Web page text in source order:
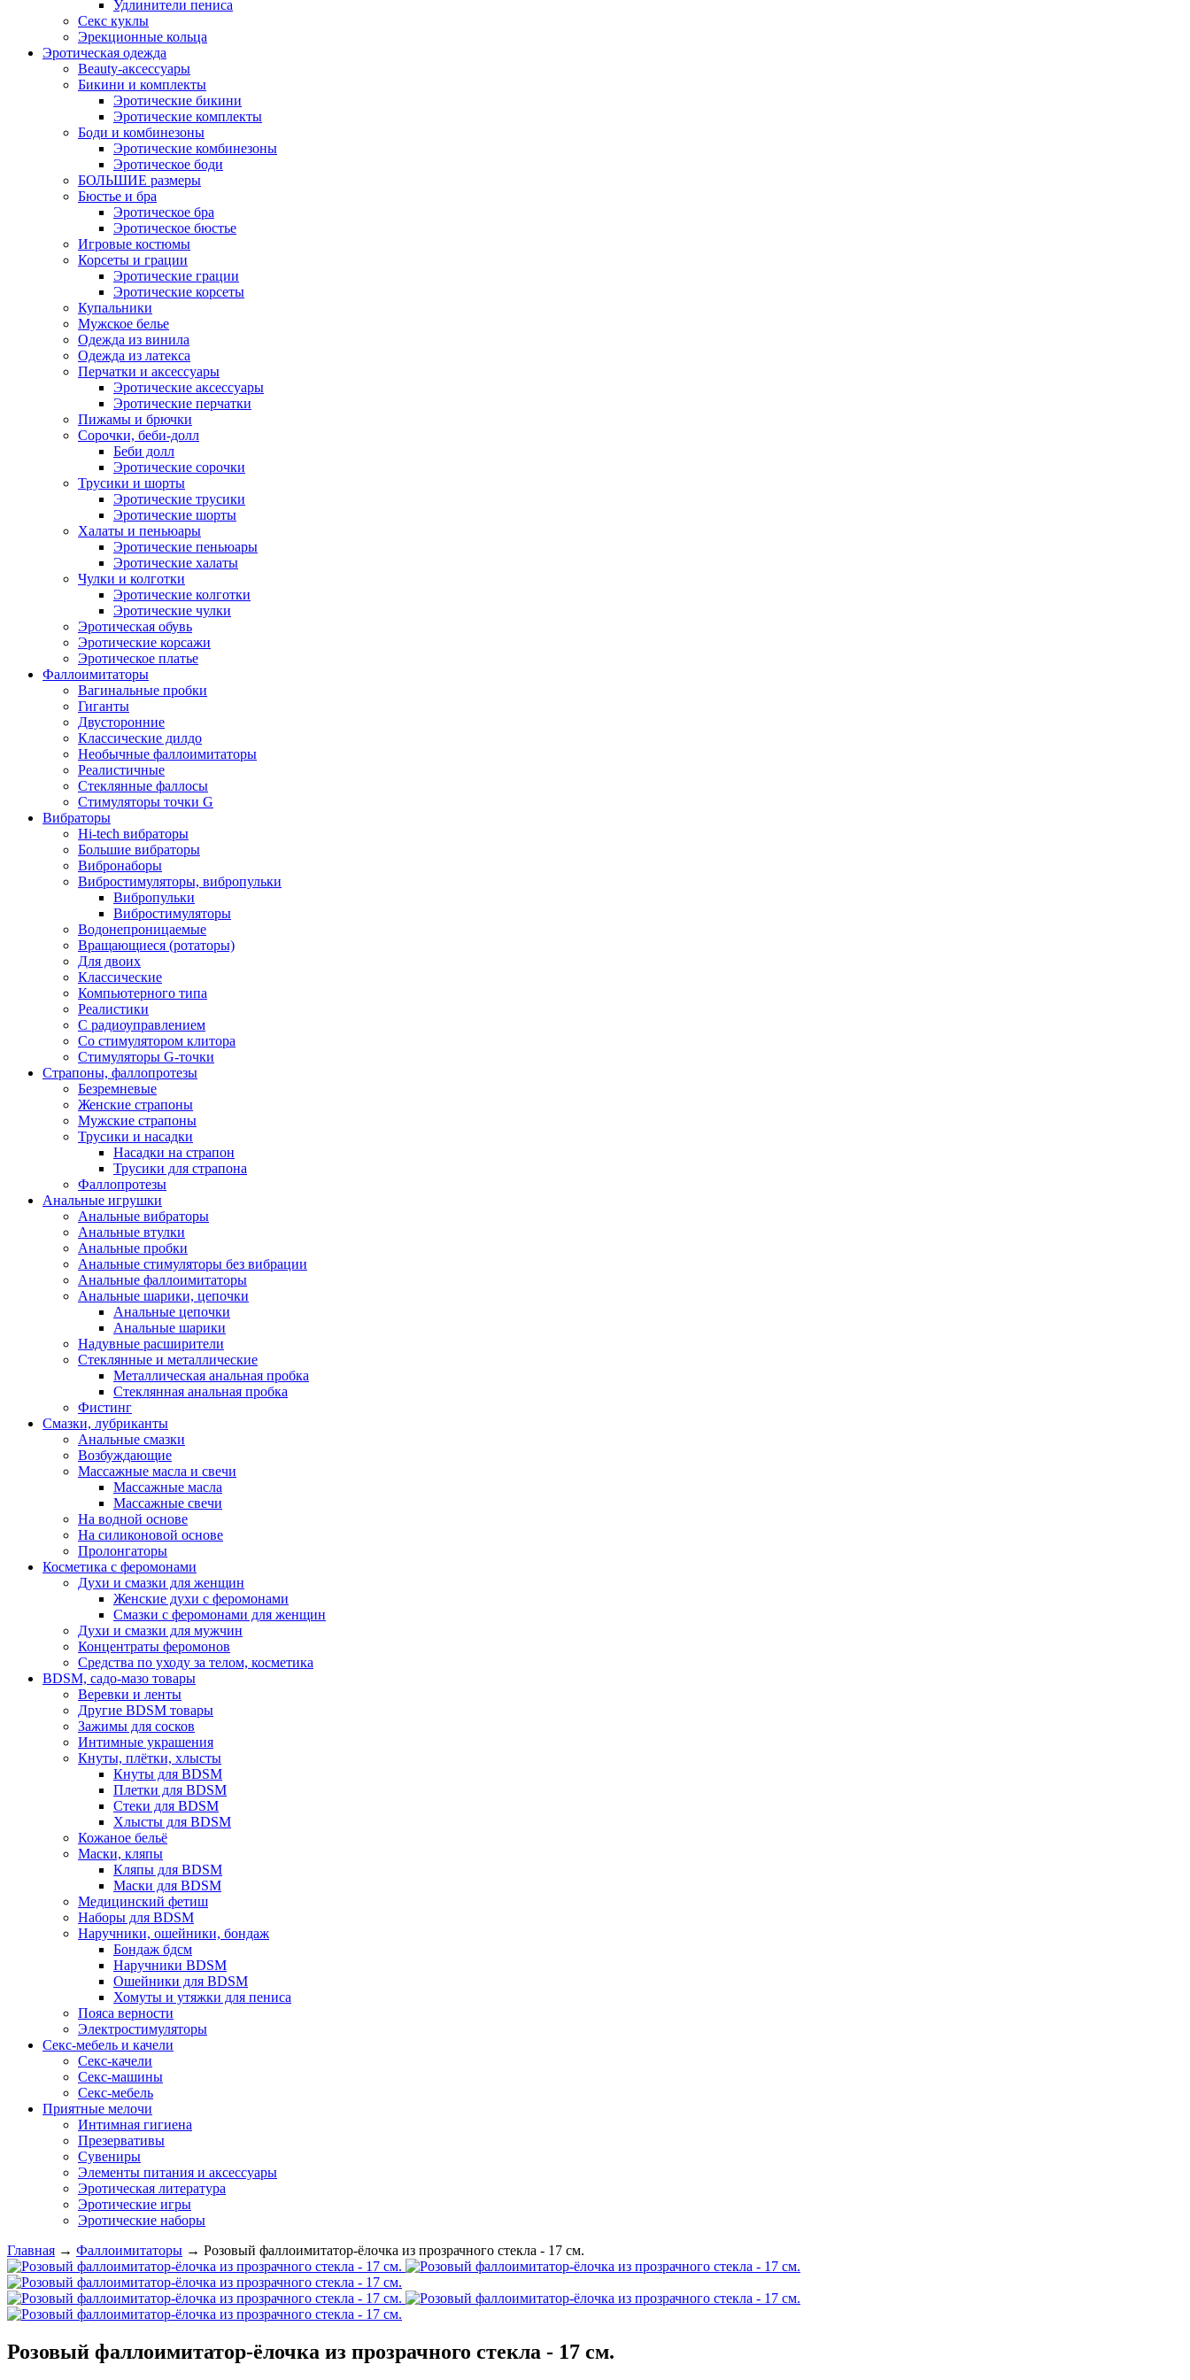
Удлинители пениса
Секс куклы
Эрекционные кольца
Эротическая одежда
Beauty-аксессуары
Бикини и комплекты
Эротические бикини
Эротические комплекты
Боди и комбинезоны
Эротические комбинезоны
Эротическое боди
БОЛЬШИЕ размеры
Бюстье и бра
Эротическое бра
Эротическое бюстье
Игровые костюмы
Корсеты и грации
Эротические грации
Эротические корсеты
Купальники
Мужское белье
Одежда из винила
Одежда из латекса
Перчатки и аксессуары
Эротические аксессуары
Эротические перчатки
Пижамы и брючки
Сорочки, беби-долл
Беби долл
Эротические сорочки
Трусики и шорты
Эротические трусики
Эротические шорты
Халаты и пеньюары
Эротические пеньюары
Эротические халаты
Чулки и колготки
Эротические колготки
Эротические чулки
Эротическая обувь
Эротические корсажи
Эротическое платье
Фаллоимитаторы
Вагинальные пробки
Гиганты
Двусторонние
Классические дилдо
Необычные фаллоимитаторы
Реалистичные
Стеклянные фаллосы
Стимуляторы точки G
Вибраторы
Hi-tech вибраторы
Большие вибраторы
Вибронаборы
Вибростимуляторы, вибропульки
Вибропульки
Вибростимуляторы
Водонепроницаемые
Вращающиеся (ротаторы)
Для двоих
Классические
Компьютерного типа
Реалистики
С радиоуправлением
Со стимулятором клитора
Стимуляторы G-точки
Страпоны, фаллопротезы
Безремневые
Женские страпоны
Мужские страпоны
Трусики и насадки
Насадки на страпон
Трусики для страпона
Фаллопротезы
Анальные игрушки
Анальные вибраторы
Анальные втулки
Анальные пробки
Анальные стимуляторы без вибрации
Анальные фаллоимитаторы
Анальные шарики, цепочки
Анальные цепочки
Анальные шарики
Надувные расширители
Стеклянные и металлические
Металлическая анальная пробка
Стеклянная анальная пробка
Фистинг
Смазки, лубриканты
Анальные смазки
Возбуждающие
Массажные масла и свечи
Массажные масла
Массажные свечи
На водной основе
На силиконовой основе
Пролонгаторы
Косметика с феромонами
Духи и смазки для женщин
Женские духи с феромонами
Смазки с феромонами для женщин
Духи и смазки для мужчин
Концентраты феромонов
Средства по уходу за телом, косметика
BDSM, садо-мазо товары
Веревки и ленты
Другие BDSM товары
Зажимы для сосков
Интимные украшения
Кнуты, плётки, хлысты
Кнуты для BDSM
Плетки для BDSM
Стеки для BDSM
Хлысты для BDSM
Кожаное бельё
Маски, кляпы
Кляпы для BDSM
Маски для BDSM
Медицинский фетиш
Наборы для BDSM
Наручники, ошейники, бондаж
Бондаж бдсм
Наручники BDSM
Ошейники для BDSM
Хомуты и утяжки для пениса
Пояса верности
Электростимуляторы
Секс-мебель и качели
Секс-качели
Секс-машины
Секс-мебель
Приятные мелочи
Интимная гигиена
Презервативы
Сувениры
Элементы питания и аксессуары
Эротическая литература
Эротические игры
Эротические наборы
Главная → Фаллоимитаторы → Розовый фаллоимитатор-ёлочка из прозрачного стекла - 17 см.
Розовый фаллоимитатор-ёлочка из прозрачного стекла - 17 см.